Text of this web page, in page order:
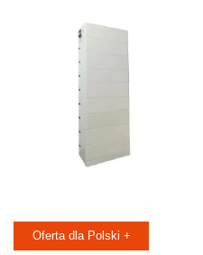
Oferta dla Polski +